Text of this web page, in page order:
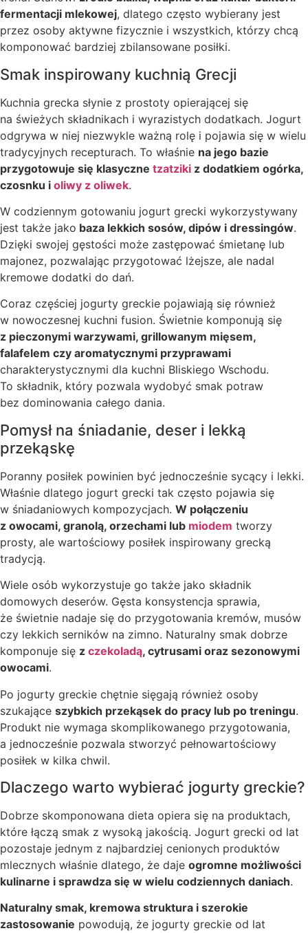
fermentacji mlekowej, dlatego często wybierany jest
przez osoby aktywne fizycznie i wszystkich, którzy chcą
komponować bardziej zbilansowane posiłki.
Smak inspirowany kuchnią Grecji
Kuchnia grecka słynie z prostoty opierającej się
na świeżych składnikach i wyrazistych dodatkach. Jogurt
odgrywa w niej niezwykle ważną rolę i pojawia się w wielu
tradycyjnych recepturach. To właśnie na jego bazie
przygotowuje się klasyczne tzatziki z dodatkiem ogórka,
czosnku i oliwy z oliwek.
W codziennym gotowaniu jogurt grecki wykorzystywany
jest także jako baza lekkich sosów, dipów i dressingów.
Dzięki swojej gęstości może zastępować śmietanę lub
majonez, pozwalając przygotować lżejsze, ale nadal
kremowe dodatki do dań.
Coraz częściej jogurty greckie pojawiają się również
w nowoczesnej kuchni fusion. Świetnie komponują się
z pieczonymi warzywami, grillowanym mięsem,
falafelem czy aromatycznymi przyprawami
charakterystycznymi dla kuchni Bliskiego Wschodu.
To składnik, który pozwala wydobyć smak potraw
bez dominowania całego dania.
Pomysł na śniadanie, deser i lekką
przekąskę
Poranny posiłek powinien być jednocześnie sycący i lekki.
Właśnie dlatego jogurt grecki tak często pojawia się
w śniadaniowych kompozycjach. W połączeniu
z owocami, granolą, orzechami lub miodem tworzy
prosty, ale wartościowy posiłek inspirowany grecką
tradycją.
Wiele osób wykorzystuje go także jako składnik
domowych deserów. Gęsta konsystencja sprawia,
że świetnie nadaje się do przygotowania kremów, musów
czy lekkich serników na zimno. Naturalny smak dobrze
komponuje się z czekoladą, cytrusami oraz sezonowymi
owocami.
Po jogurty greckie chętnie sięgają również osoby
szukające szybkich przekąsek do pracy lub po treningu.
Produkt nie wymaga skomplikowanego przygotowania,
a jednocześnie pozwala stworzyć pełnowartościowy
posiłek w kilka chwil.
Dlaczego warto wybierać jogurty greckie?
Dobrze skomponowana dieta opiera się na produktach,
które łączą smak z wysoką jakością. Jogurt grecki od lat
pozostaje jednym z najbardziej cenionych produktów
mlecznych właśnie dlatego, że daje ogromne możliwości
kulinarne i sprawdza się w wielu codziennych daniach.
Naturalny smak, kremowa struktura i szerokie
zastosowanie powodują, że jogurty greckie od lat